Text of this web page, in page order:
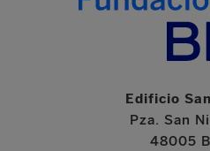
Edificio
Pza. San
48005